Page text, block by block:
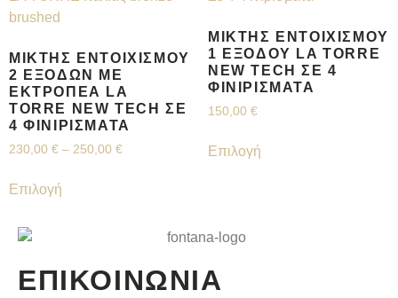
ΜΊΚΤΗΣ ΕΝΤΟΙΧΙΣΜΟΎ
2 ΕΞΌΔΩΝ ΜΕ
ΕΚΤΡΟΠΈΑ LA
TORRE NEW TECH ΣΕ
4 ΦΙΝΙΡΊΣΜΑΤΑ
230,00 € – 250,00 €
Επιλογή
ΜΊΚΤΗΣ ΕΝΤΟΙΧΙΣΜΟΎ
1 ΕΞΌΔΟΥ LA TORRE
NEW TECH ΣΕ 4
ΦΙΝΙΡΊΣΜΑΤΑ
150,00 €
Επιλογή
ΕΠΙΚΟΙΝΩΝΙΑ